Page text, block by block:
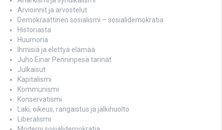
Arvioinnit ja arvostelut
Demokraattinen sosialismi – sosialidemokratia
Historiasta
Huumoria
Ihmisiä ja elettyä elämää
Juho Einar Penninpesä tarinat
Julkaisut
Kapitalismi
Kommunismi
Konservatismi
Laki, oikeus, rangaistus ja jälkihuolto
Liberalismi